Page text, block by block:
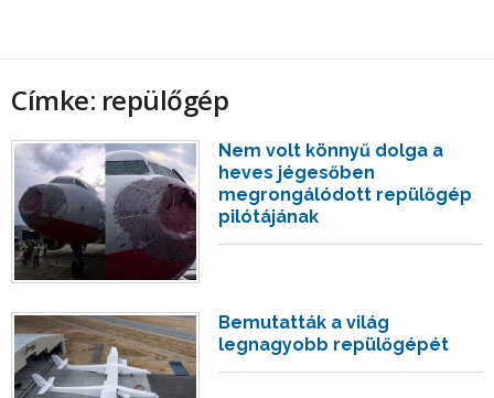
Címke: repülőgép
Nem volt könnyű dolga a
heves jégesőben
megrongálódott repülőgép
pilótájának
Bemutatták a világ
legnagyobb repülőgépét